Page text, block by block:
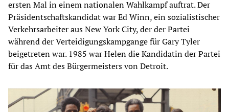
ersten Mal in einem nationalen Wahlkampf auftrat. Der
Präsidentschaftskandidat war Ed Winn, ein sozialistischer
Verkehrsarbeiter aus New York City, der der Partei
während der Verteidigungskampgange für Gary Tyler
beigetreten war. 1985 war Helen die Kandidatin der Partei
für das Amt des Bürgermeisters von Detroit.